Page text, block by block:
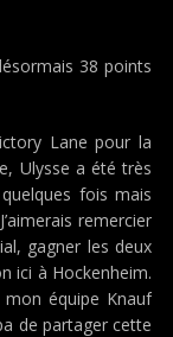
38 points
Lane pour la
Ulysse a été très
fois mais
remercier
gagner les deux
ici à Hockenheim.
équipe Knauf
de partager cette